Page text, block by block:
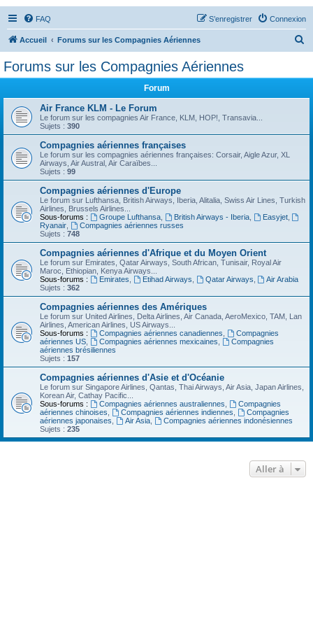
FAQ Connexion
S’enregistrer
Accueil Forums sur les Compagnies Aériennes
Forums sur les Compagnies Aériennes
Forum
Air France KLM - Le Forum
Le forum sur les compagnies Air France, KLM, HOP!, Transavia...
Sujets : 390
Compagnies aériennes françaises
Le forum sur les compagnies aériennes françaises: Corsair, Aigle Azur, XL
Airways, Air Austral, Air Caraïbes...
Sujets : 99
Compagnies aériennes d'Europe
Le forum sur Lufthansa, British Airways, Iberia, Alitalia, Swiss Air Lines, Turkish
Airlines, Brussels Airlines...
Sous-forums :
Groupe Lufthansa, British Airways - Iberia, Easyjet,
Ryanair
Compagnies aériennes russes
Sujets : 748
Compagnies aériennes d'Afrique et du Moyen Orient
Le forum sur Emirates, Qatar Airways, South African, Tunisair, Royal Air
Maroc, Ethiopian, Kenya Airways...
Sous-forums :
Emirates Etihad Airways Qatar Airways
Air Arabia
Sujets : 362
Compagnies aériennes des Amériques
Le forum sur United Airlines, Delta Airlines, Air Canada, AeroMexico, TAM, Lan
Airlines, American Airlines, US Airways...
Sous-forums :
Compagnies aériennes canadiennes
Compagnies
aériennes US
Compagnies aériennes mexicaines
Compagnies
aériennes brésiliennes
Sujets : 157
Compagnies aériennes d'Asie et d'Océanie
Le forum sur Singapore Airlines, Qantas, Thai Airways, Air Asia, Japan Airlines,
Korean Air, Cathay Pacific...
Sous-forums :
Compagnies aériennes australiennes
Compagnies
aériennes chinoises
Compagnies aériennes indiennes
Compagnies
aériennes japonaises
Air Asia,
Compagnies aériennes indonésiennes
Sujets : 235
Aller à